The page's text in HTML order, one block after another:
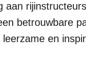
aan
betrouwbare
en